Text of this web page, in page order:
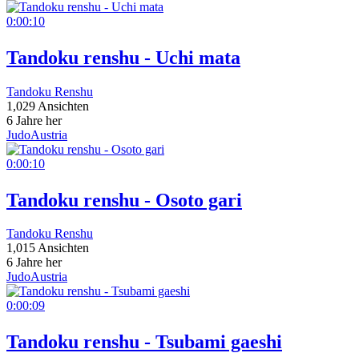
0:00:10
Tandoku renshu - Uchi mata
Tandoku Renshu
1,029 Ansichten
6 Jahre her
JudoAustria
0:00:10
Tandoku renshu - Osoto gari
Tandoku Renshu
1,015 Ansichten
6 Jahre her
JudoAustria
0:00:09
Tandoku renshu - Tsubami gaeshi